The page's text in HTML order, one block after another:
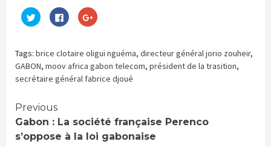
Cliquez
pour
partager
dans
une
nouvelle
fenêtre)
Cliquez
pour
partager
dans
une
nouvelle
fenêtre)
Cliquez
pour
(ouvre
dans
une
nouvelle
fenêtre)
Tags: brice clotaire oligui nguéma, directeur général jorio zouheir,
GABON, moov africa gabon telecom, président de la trasition,
secrétaire général fabrice djoué
Continue
Reading
Previous
Gabon : La société française Perenco
s’oppose à la loi gabonaise